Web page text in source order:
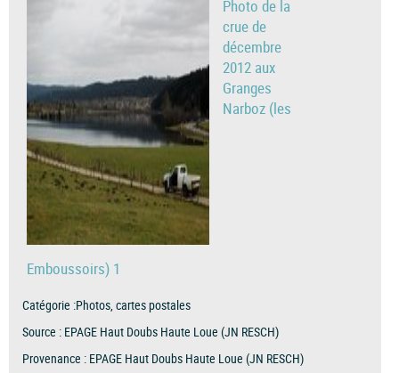
Photo de la
crue de
décembre
2012 aux
Granges
Narboz (les
Emboussoirs) 1
Catégorie :Photos, cartes postales
Source : EPAGE Haut Doubs Haute Loue (JN RESCH)
Provenance : EPAGE Haut Doubs Haute Loue (JN RESCH)